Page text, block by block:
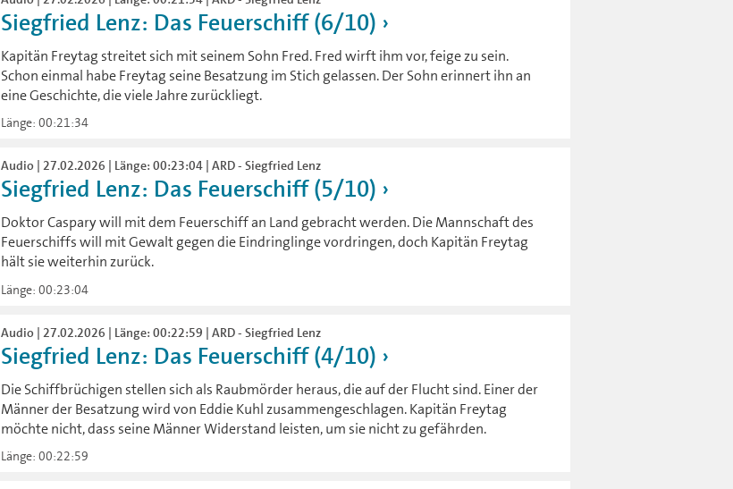
Siegfried Lenz: Das Feuerschiff (6/10)
Kapitän Freytag streitet sich mit seinem Sohn Fred. Fred wirft ihm vor, feige zu sein.
Schon einmal habe Freytag seine Besatzung im Stich gelassen. Der Sohn erinnert ihn an
eine Geschichte, die viele Jahre zurückliegt.
Länge: 00:21:34
Audio | 27.02.2026 | Länge: 00:23:04 | ARD - Siegfried Lenz
Siegfried Lenz: Das Feuerschiff (5/10)
Doktor Caspary will mit dem Feuerschiff an Land gebracht werden. Die Mannschaft des
Feuerschiffs will mit Gewalt gegen die Eindringlinge vordringen, doch Kapitän Freytag
hält sie weiterhin zurück.
Länge: 00:23:04
Audio | 27.02.2026 | Länge: 00:22:59 | ARD - Siegfried Lenz
Siegfried Lenz: Das Feuerschiff (4/10)
Die Schiffbrüchigen stellen sich als Raubmörder heraus, die auf der Flucht sind. Einer der
Männer der Besatzung wird von Eddie Kuhl zusammengeschlagen. Kapitän Freytag
möchte nicht, dass seine Männer Widerstand leisten, um sie nicht zu gefährden.
Länge: 00:22:59